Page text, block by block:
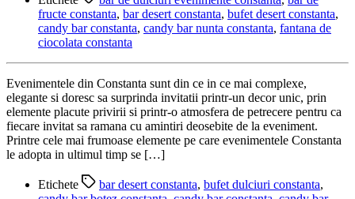
fructe constanta, bar desert constanta, bufet desert constanta,
candy bar constanta, candy bar nunta constanta, fantana de
ciocolata constanta
Evenimentele din Constanta sunt din ce in ce mai complexe,
elegante si doresc sa surprinda invitatii printr-un decor unic, prin
elemente placute privirii si printr-o atmosfera de petrecere pentru ca
fiecare invitat sa ramana cu amintiri deosebite de la eveniment.
Printre cele mai frumoase elemente pe care evenimentele Constanta
le adopta in ultimul timp se […]
Etichete bar desert constanta, bufet dulciuri constanta,